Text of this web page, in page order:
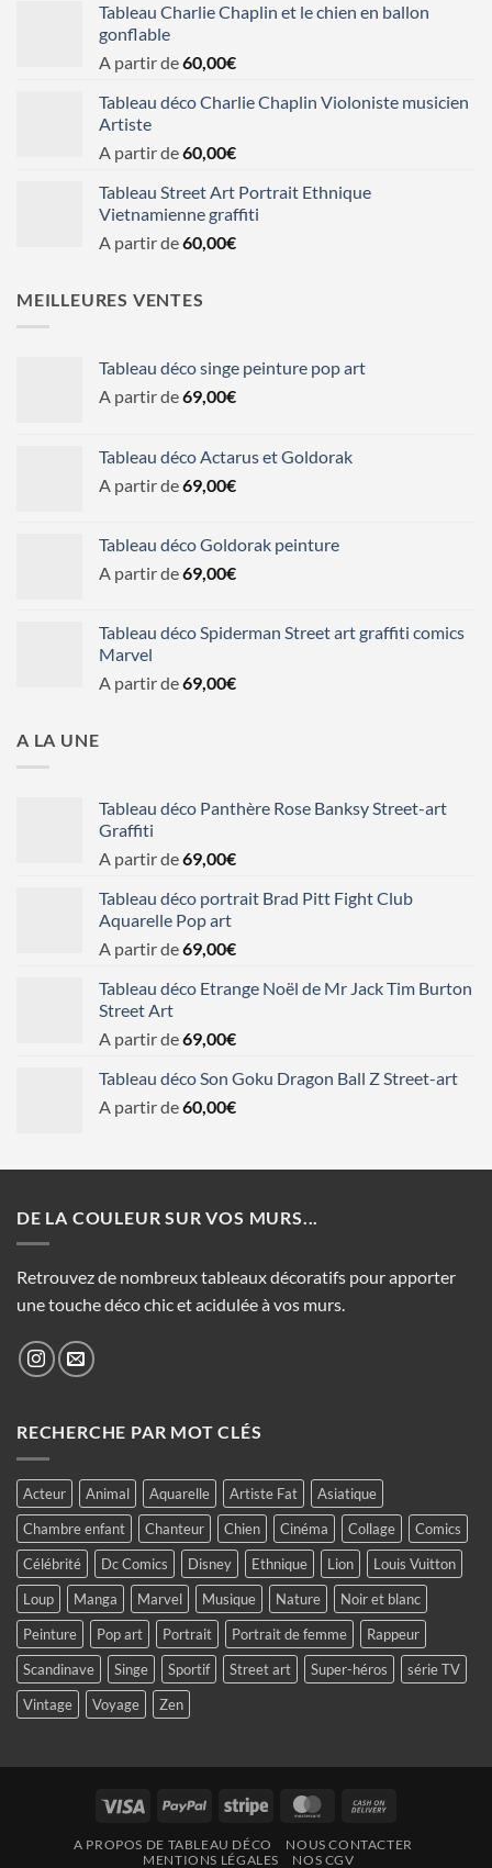
Tableau Charlie Chaplin et le chien en ballon
gonflable
A partir de60,00€
Tableau déco Charlie Chaplin Violoniste musicien
Artiste
A partir de60,00€
Tableau Street Art Portrait Ethnique
Vietnamienne graffiti
A partir de60,00€
MEILLEURES VENTES
Tableau déco singe peinture pop art
A partir de69,00€
Tableau déco Actarus et Goldorak
A partir de69,00€
Tableau déco Goldorak peinture
A partir de69,00€
Tableau déco Spiderman Street art graffiti comics
Marvel
A partir de69,00€
A LA UNE
Tableau déco Panthère Rose Banksy Street-art
Graffiti
A partir de69,00€
Tableau déco portrait Brad Pitt Fight Club
Aquarelle Pop art
A partir de69,00€
Tableau déco Etrange Noël de Mr Jack Tim Burton
Street Art
A partir de69,00€
Tableau déco Son Goku Dragon Ball Z Street-art
A partir de60,00€
DE LA COULEUR SUR VOS MURS...
Retrouvez de nombreux tableaux décoratifs pour apporter
une touche déco chic et acidulée à vos murs.
RECHERCHE PAR MOT CLÉS
Acteur Animal Aquarelle Artiste Fat
Asiatique
Chambre enfant
Chanteur Chien Cinéma Collage
Comics
Célébrité
Dc Comics Disney Ethnique Lion
Louis Vuitton
Loup
Manga Marvel Musique Nature
Noir et blanc
Peinture
Pop art Portrait Portrait de femme
Rappeur
Scandinave
Singe Sportif Street art Super-héros
série TV
Vintage
Voyage Zen
Visa PayPal Stripe MasterCard
Delivery
A PROPOS DE TABLEAU DÉCO
NOUS CONTACTER
MENTIONS LÉGALES
NOS CGV